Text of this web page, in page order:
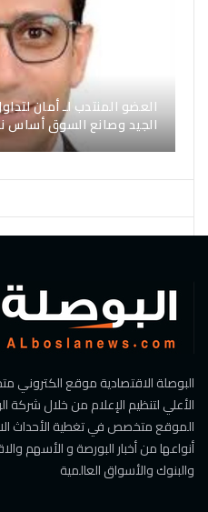
العضو المنتدب لـ أمان
الجيد وصانع السوق أساس
البوصلة الاقتصادية موقع
الأعلي لتنظيم الإعلام من خلال شركة
الموقع متخصص في تغطية الأحداث
أنواعها من أخبار البورصة و الأسهم
والبنوك والأسواق العالمية